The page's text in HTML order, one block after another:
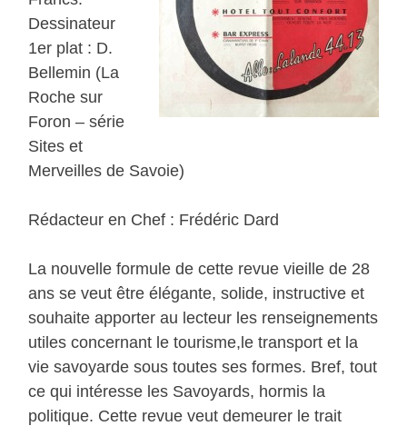
Dessinateur
1er plat : D.
Bellemin (La
Roche sur
Foron – série
Sites et
Merveilles de Savoie)
Rédacteur en Chef : Frédéric Dard
La nouvelle formule de cette revue vieille de 28
ans se veut être élégante, solide, instructive et
souhaite apporter au lecteur les renseignements
utiles concernant le tourisme,le transport et la
vie savoyarde sous toutes ses formes. Bref, tout
ce qui intéresse les Savoyards, hormis la
politique. Cette revue veut demeurer le trait